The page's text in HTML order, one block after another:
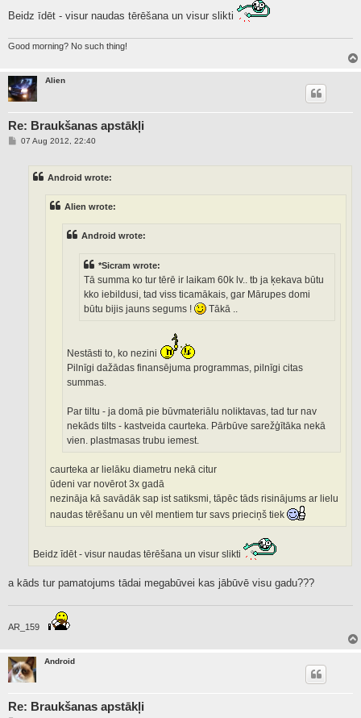
Beidz īdēt - visur naudas tērēšana un visur slikti
Good morning? No such thing!
Alien
Re: Braukšanas apstākļi
P07 Aug 2012, 22:40
Android wrote:
Alien wrote:
Android wrote:
*Sicram wrote:
Tā summa ko tur tērē ir laikam 60k lv.. tb ja ķekava būtu
kko iebildusi, tad viss ticamākais, gar Mārupes domi
būtu bijis jauns segums !
Tākā ..
Nestāsti to, ko nezini
Pilnīgi dažādas finansējuma programmas, pilnīgi citas
summas.
Par tiltu - ja domā pie būvmateriālu noliktavas, tad tur nav
nekāds tilts - kastveida caurteka. Pārbūve sarežģītāka nekā
vien. plastmasas trubu iemest.
caurteka ar lielāku diametru nekā citur
ūdeni var novērot 3x gadā
nezināja kā savādāk sap ist satiksmi, tāpēc tāds risinājums ar lielu
naudas tērēšanu un vēl mentiem tur savs prieciņš tiek
Beidz īdēt - visur naudas tērēšana un visur slikti
a kāds tur pamatojums tādai megabūvei kas jābūvē visu gadu???
AR_159
Android
Re: Braukšanas apstākļi